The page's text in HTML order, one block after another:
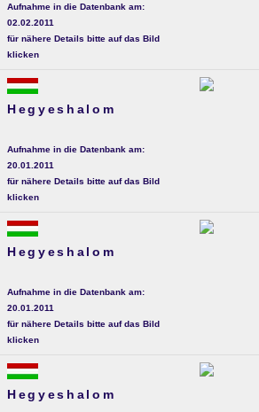
Aufnahme in die Datenbank am:
02.02.2011
für nähere Details bitte auf das Bild
klicken
Hegyeshalom
Aufnahme in die Datenbank am:
20.01.2011
für nähere Details bitte auf das Bild
klicken
Hegyeshalom
Aufnahme in die Datenbank am:
20.01.2011
für nähere Details bitte auf das Bild
klicken
Hegyeshalom